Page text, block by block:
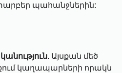
պահանջներին:
Այսքան մեծ
կաղապարների որակն